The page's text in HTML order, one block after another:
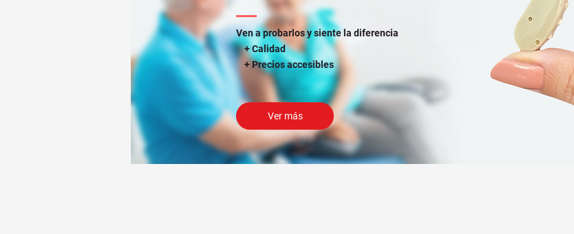
Ven a probarlos y siente la diferencia
+ Calidad
+ Precios accesibles
Ver más